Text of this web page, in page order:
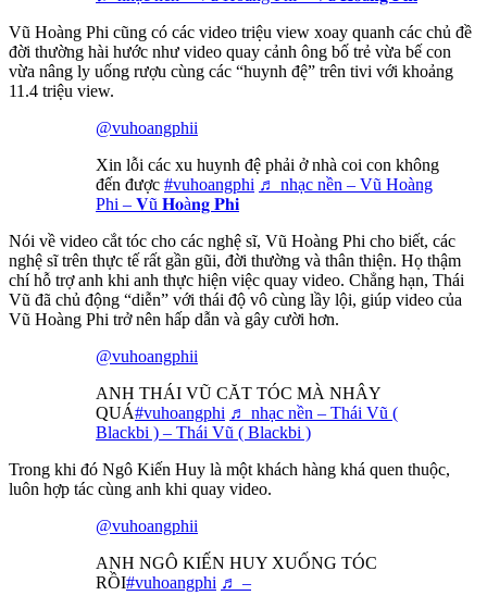
Vũ Hoàng Phi cũng có các video triệu view xoay quanh các chủ đề
đời thường hài hước như video quay cảnh ông bố trẻ vừa bế con
vừa nâng ly uống rượu cùng các “huynh đệ” trên tivi với khoảng
11.4 triệu view.
@vuhoangphii
Xin lỗi các xu huynh đệ phải ở nhà coi con không
đến được #vuhoangphi ♬ nhạc nền – Vũ Hoàng
Phi – 𝐕ũ 𝐇𝐨à𝐧𝐠 𝐏𝐡𝐢
Nói về video cắt tóc cho các nghệ sĩ, Vũ Hoàng Phi cho biết, các
nghệ sĩ trên thực tế rất gần gũi, đời thường và thân thiện. Họ thậm
chí hỗ trợ anh khi anh thực hiện việc quay video. Chẳng hạn, Thái
Vũ đã chủ động “diễn” với thái độ vô cùng lầy lội, giúp video của
Vũ Hoàng Phi trở nên hấp dẫn và gây cười hơn.
@vuhoangphii
ANH THÁI VŨ CĂT TÓC MÀ NHÂY
QUÁ#vuhoangphi ♬ nhạc nền – Thái Vũ (
Blackbi ) – Thái Vũ ( Blackbi )
Trong khi đó Ngô Kiến Huy là một khách hàng khá quen thuộc,
luôn hợp tác cùng anh khi quay video.
@vuhoangphii
ANH NGÔ KIẾN HUY XUỐNG TÓC
RỒI#vuhoangphi ♬ –